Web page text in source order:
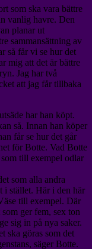
som ska vara bättre
vanlig havre. Den
planar ut
sammansättning av
så får vi se hur det
mig att det är bättre
Jag har två
att jag får tillbaka
har han köpt.
så. Innan han köper
får se hur det går
för Botte. Vad Botte
till exempel odlar
som alla andra
i stället. Här i den här
till exempel. Där
ger fem, sex ton
sig in på nya saker.
ska göras som det
säger Botte.